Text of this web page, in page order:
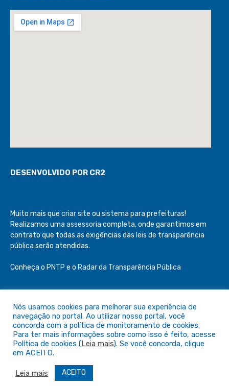
DESENVOLVIDO POR CR2
Muito mais que criar site ou sistema para prefeituras!
Realizamos uma assessoria completa, onde garantimos em
contrato que todas as exigências das leis de transparência
pública serão atendidas.
Conheça o PNTP e o Radar da Transparência Pública
Todos os direitos reservados a Câmara de São Félix do Araguaia
Mapa do Site
Acessar Área Administrativa
Nós usamos cookies para melhorar sua experiência de
navegação no portal. Ao utilizar nosso portal, você
concorda com a política de monitoramento de cookies.
Para ter mais informações sobre como isso é feito, acesse
Política de cookies (Leia mais). Se você concorda, clique
em ACEITO.
Leia mais ACEITO